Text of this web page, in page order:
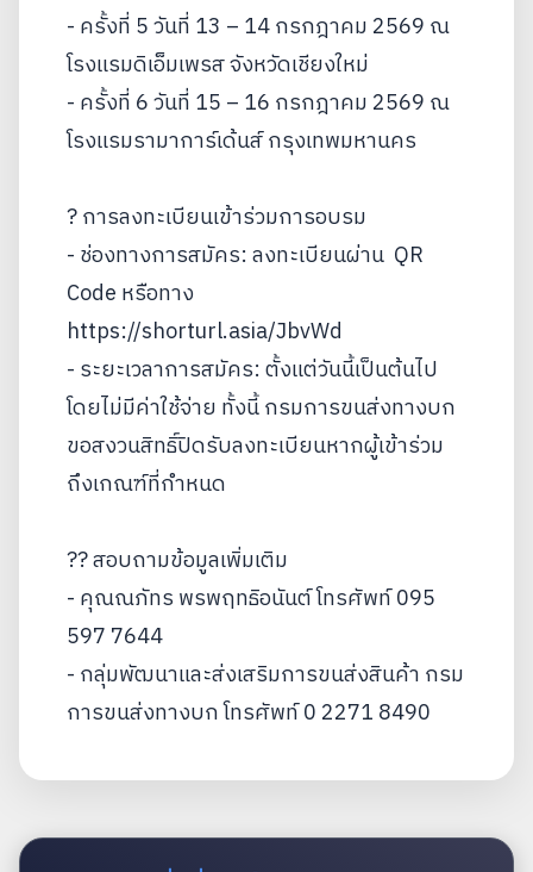
- ครั้งที่ 5 วันที่ 13 – 14 กรกฎาคม 2569 ณ
โรงแรมดิเอ็มเพรส จังหวัดเชียงใหม่
- ครั้งที่ 6 วันที่ 15 – 16 กรกฎาคม 2569 ณ
โรงแรมรามาการ์เด้นส์ กรุงเทพมหานคร
? การลงทะเบียนเข้าร่วมการอบรม
- ช่องทางการสมัคร: ลงทะเบียนผ่าน QR
Code หรือทาง
https://shorturl.asia/JbvWd
- ระยะเวลาการสมัคร: ตั้งแต่วันนี้เป็นต้นไป
โดยไม่มีค่าใช้จ่าย ทั้งนี้ กรมการขนส่งทางบก
ขอสงวนสิทธิ์ปิดรับลงทะเบียนหากผู้เข้าร่วม
ถึงเกณฑ์ที่กำหนด
?? สอบถามข้อมูลเพิ่มเติม
- คุณณภัทร พรพฤทธิอนันต์ โทรศัพท์ 095
597 7644
- กลุ่มพัฒนาและส่งเสริมการขนส่งสินค้า กรม
การขนส่งทางบก โทรศัพท์ 0 2271 8490